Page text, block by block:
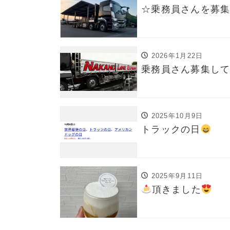
☆乗務員さんを募
2026年1月22日
乗務員さん募集し
2025年10月9日
トラックの日
2025年9月11日
頂きました